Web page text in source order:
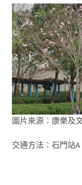
圖片來源：康樂及
交通方法：石門站